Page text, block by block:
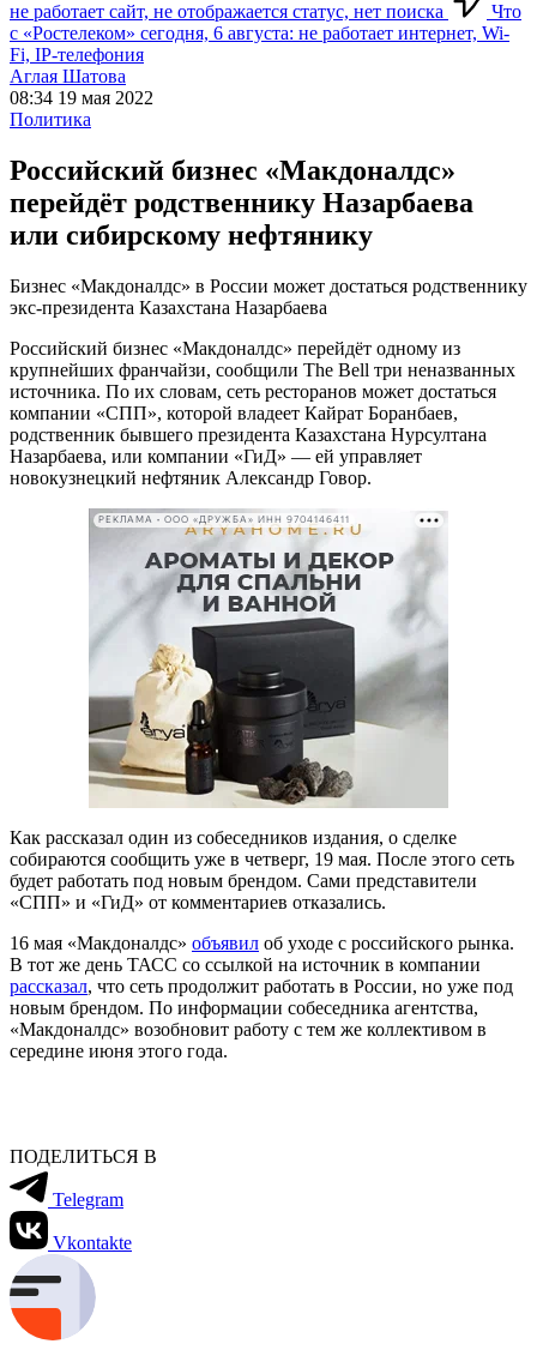
не работает сайт, не отображается статус, нет поиска
Что
с «Ростелеком» сегодня, 6 августа: не работает интернет, Wi-
Fi, IP-телефония
Аглая Шатова
08:34 19 мая 2022
Политика
Российский бизнес «Макдоналдс»
перейдёт родственнику Назарбаева
или сибирскому нефтянику
Бизнес «Макдоналдс» в России может достаться родственнику
экс-президента Казахстана Назарбаева
Российский бизнес «Макдоналдс» перейдёт одному из
крупнейших франчайзи, сообщили The Bell три неназванных
источника. По их словам, сеть ресторанов может достаться
компании «СПП», которой владеет Кайрат Боранбаев,
родственник бывшего президента Казахстана Нурсултана
Назарбаева, или компании «ГиД» — ей управляет
новокузнецкий нефтяник Александр Говор.
РЕКЛАМА • ООО «ДРУЖБА» ИНН 9704146411
Как рассказал один из собеседников издания, о сделке
собираются сообщить уже в четверг, 19 мая. После этого сеть
будет работать под новым брендом. Сами представители
«СПП» и «ГиД» от комментариев отказались.
16 мая «Макдоналдс» объявил об уходе с российского рынка.
В тот же день ТАСС со ссылкой на источник в компании
рассказал, что сеть продолжит работать в России, но уже под
новым брендом. По информации собеседника агентства,
«Макдоналдс» возобновит работу с тем же коллективом в
середине июня этого года.
ПОДЕЛИТЬСЯ В
Telegram
Vkontakte